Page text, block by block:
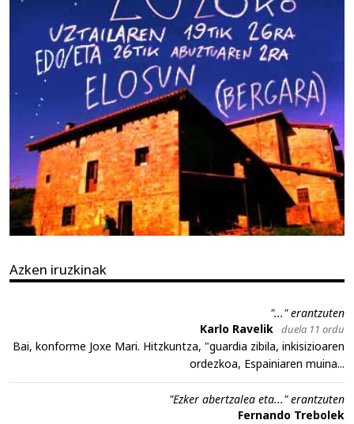
Azken iruzkinak
"..." erantzuten
Karlo Ravelik duela 11 ordu
Bai, konforme Joxe Mari. Hitzkuntza, "guardia zibila, inkisizioaren
ordezkoa, Espainiaren muina...
"Ezker abertzalea eta..." erantzuten
Fernando Trebolek